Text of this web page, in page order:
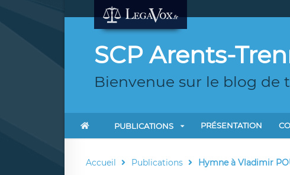
SCP Arents-
Bienvenue sur le blog de
PUBLICATIONS PRÉSENTATION
Accueil Publications Hymne à Vladimir